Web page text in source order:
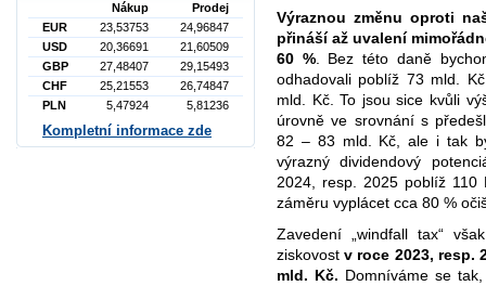
Výraznou změnu oproti
přináší až uvalení
60 %. Bez této daně
odhadovali poblíž 73 mld.
mld. Kč. To jsou sice kvůli
úrovně ve srovnání s
82 – 83 mld. Kč, ale i tak
výrazný dividendový
2024, resp. 2025 poblíž 110
záměru vyplácet cca 80 %
Zavedení „windfall tax“
ziskovostv roce 2023, resp.
mld. Kč. Domníváme se
Nákup
Prodej
EUR
23,53753
24,96847
USD
20,36691
21,60509
GBP
27,48407
29,15493
CHF
25,21553
26,74847
PLN
5,47924 5,81236
Kompletní informace zde